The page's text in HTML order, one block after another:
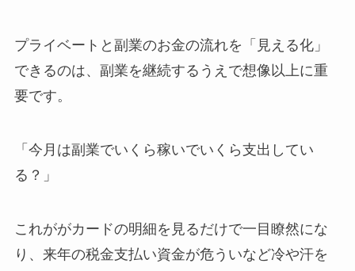
プライベートと副業のお金の流れを「見える化」
できるのは、副業を継続するうえで想像以上に重
要です。
「今月は副業でいくら稼いでいくら支出してい
る？」
これががカードの明細を見るだけで一目瞭然にな
り、来年の税金支払い資金が危ういなど冷や汗を